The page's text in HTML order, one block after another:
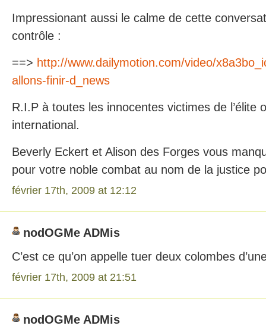
Impressionant aussi le calme de cette
contrôle :
==> http://www.dailymotion.com/video/
allons-finir-d_news
R.I.P à toutes les innocentes victimes de l’élite
international.
Beverly Eckert et Alison des Forges vous
pour votre noble combat au nom de la justice
février 17th, 2009 at 12:12
nodOGMe ADMis
C’est ce qu’on appelle tuer deux colombes
février 17th, 2009 at 21:51
nodOGMe ADMis